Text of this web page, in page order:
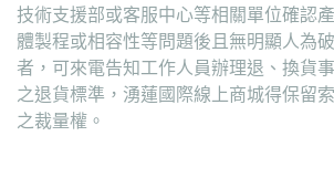
技術支援部或客服中心等相關單位確認
體製程或相容性等問題後且無明顯人為
者，可來電告知工作人員辦理退、換貨
之退貨標準，湧蓮國際線上商城得保留
之裁量權。